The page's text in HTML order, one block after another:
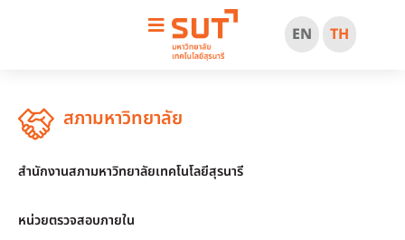
EN TH
สภามหาวิทยาลัย
สำนักงานสภามหาวิทยาลัยเทคโนโลยีสุรนารี
หน่วยตรวจสอบภายใน